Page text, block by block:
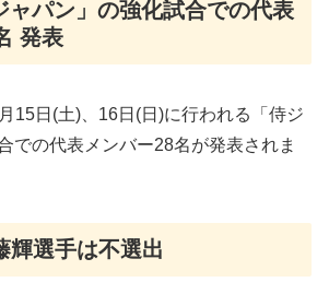
ャパン」の強化試合での代表
発表
15日(土)、16日(日)に行われる「侍ジ
での代表メンバー28名が発表されま
輝選手は不選出